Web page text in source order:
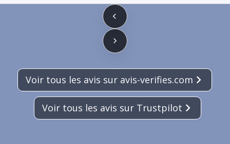
Voir tous les avis sur avis-verifies.com
Voir tous les avis sur Trustpilot